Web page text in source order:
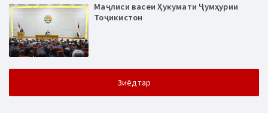
Маҷлиси васеи Ҳукумати Ҷумҳурии
Тоҷикистон
Зиёдтар